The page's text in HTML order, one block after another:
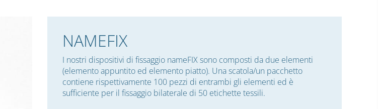
NAMEFIX
I nostri dispositivi di fissaggio nameFIX sono composti da due elementi
(elemento appuntito ed elemento piatto). Una scatola/un pacchetto
contiene rispettivamente 100 pezzi di entrambi gli elementi ed è
sufficiente per il fissaggio bilaterale di 50 etichette tessili.